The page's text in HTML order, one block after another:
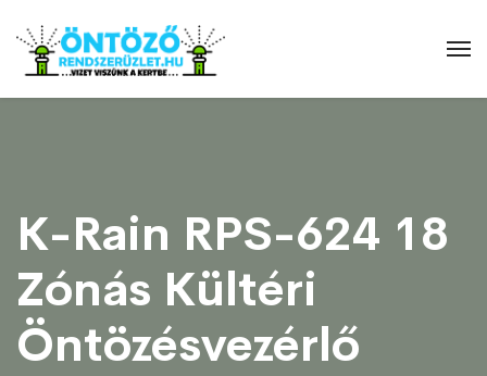
K-Rain RPS-624 18
Zónás Kültéri
Öntözésvezérlő